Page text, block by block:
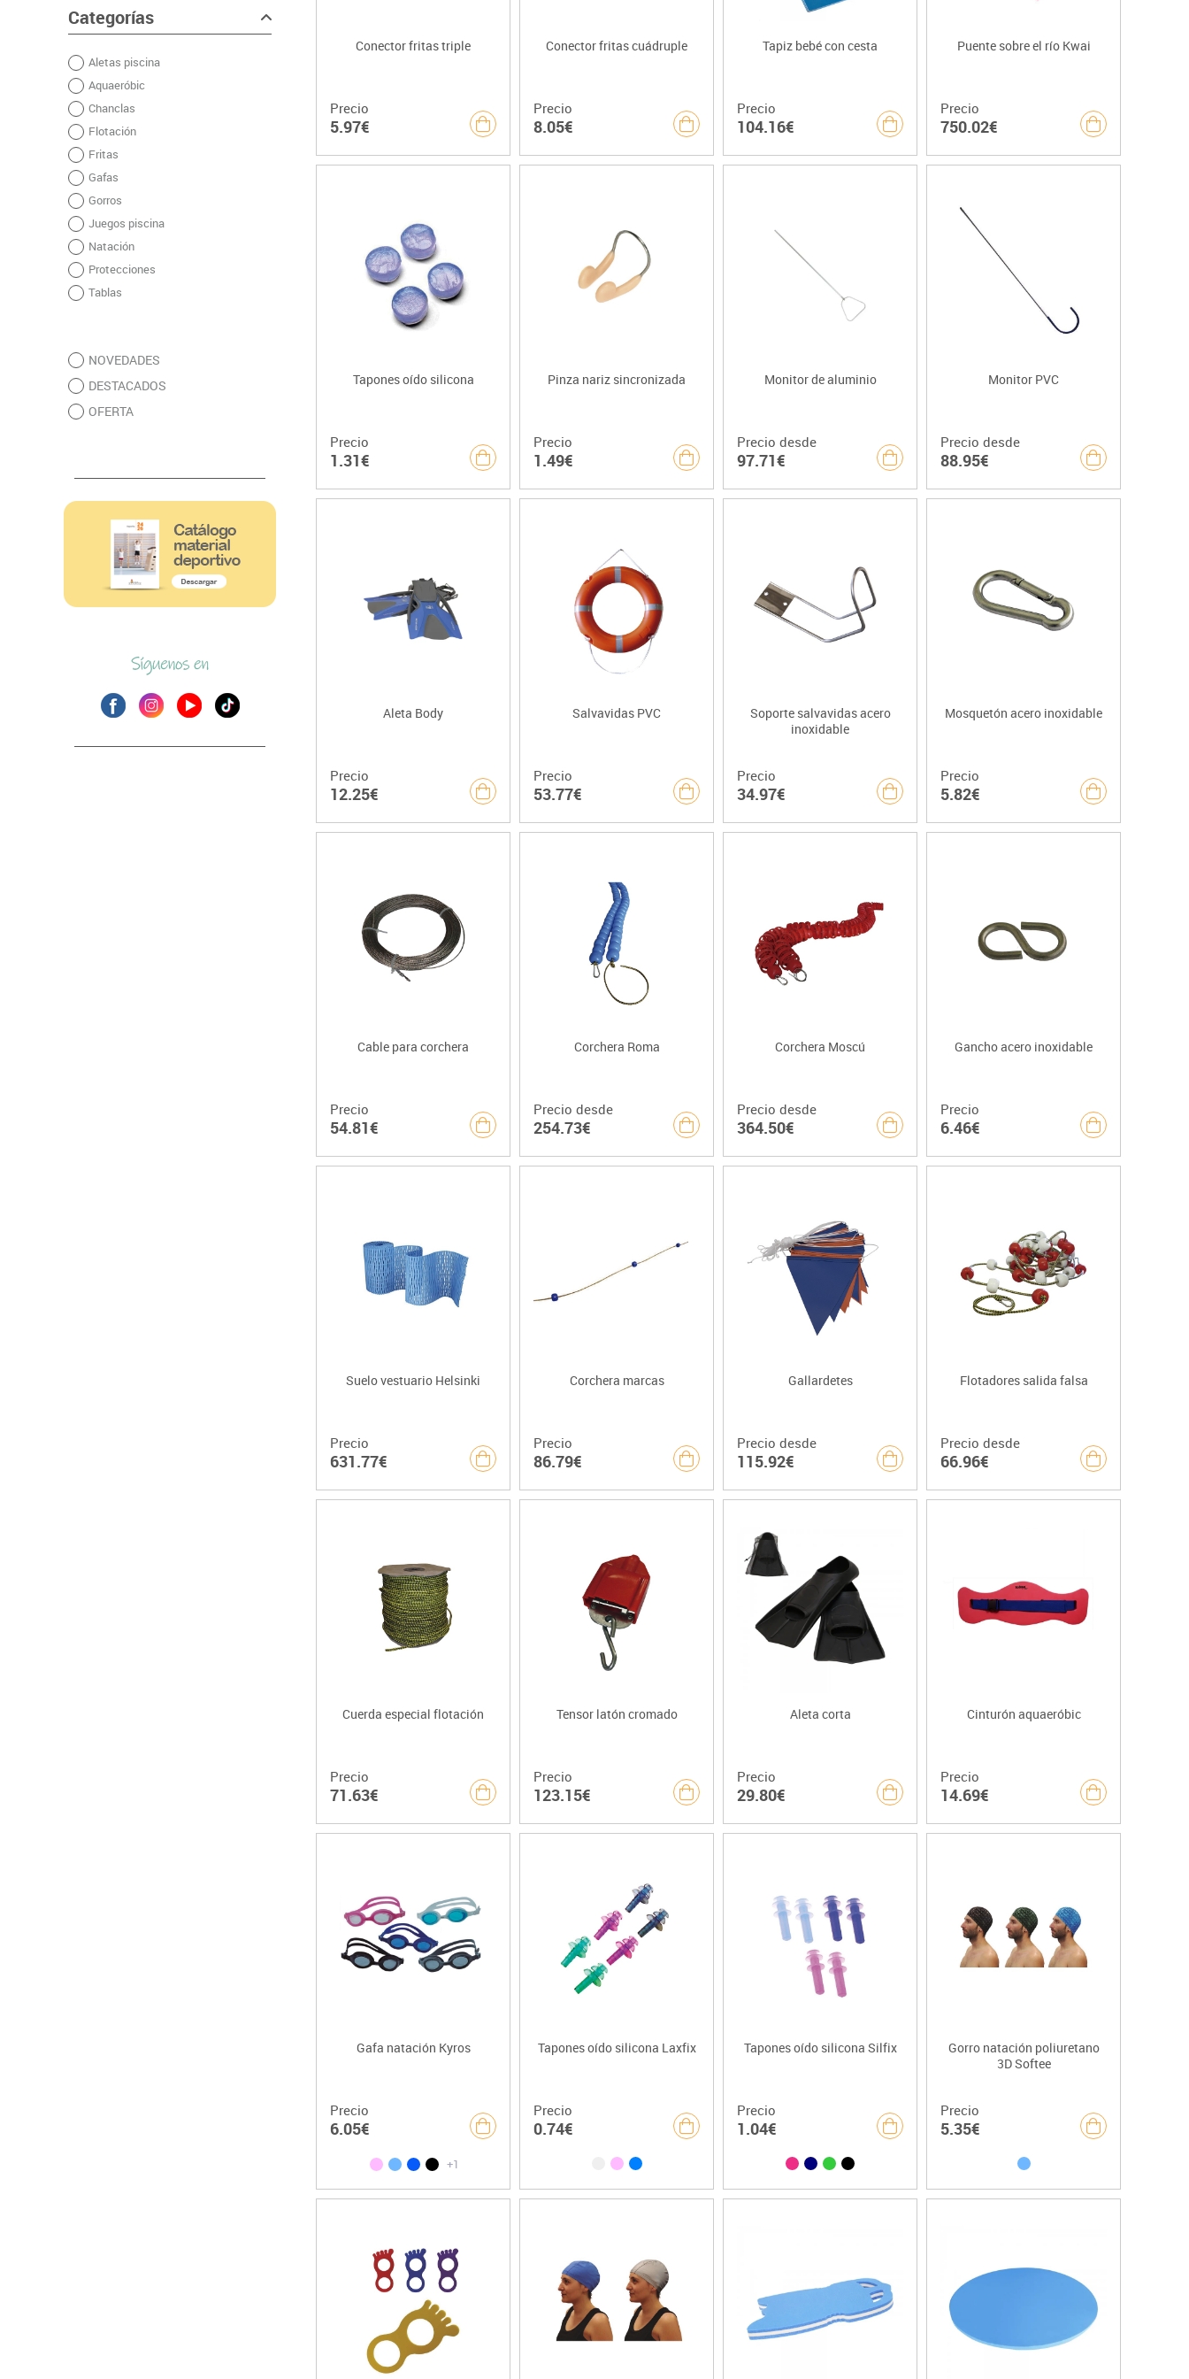
Categorías
Aletas piscina
Aquaeróbic
Chanclas
Flotación
Fritas
Gafas
Gorros
Juegos piscina
Natación
Protecciones
Tablas
NOVEDADES
DESTACADOS
OFERTA
Conector fritas triple
Precio
5.97€
Conector fritas cuádruple
Precio
8.05€
Tapiz bebé con cesta
Precio
104.16€
Puente sobre el río Kwai
Precio
750.02€
Tapones oído silicona
Precio
1.31€
Pinza nariz sincronizada
Precio
1.49€
Monitor de aluminio
Precio desde
97.71€
Monitor PVC
Precio desde
88.95€
Aleta Body
Precio
12.25€
Salvavidas PVC
Precio
53.77€
Soporte salvavidas acero
inoxidable
Precio
34.97€
Mosquetón acero inoxidable
Precio
5.82€
Cable para corchera
Precio
54.81€
Corchera Roma
Precio desde
254.73€
Corchera Moscú
Precio desde
364.50€
Gancho acero inoxidable
Precio
6.46€
Suelo vestuario Helsinki
Precio
631.77€
Corchera marcas
Precio
86.79€
Gallardetes
Precio desde
115.92€
Flotadores salida falsa
Precio desde
66.96€
Cuerda especial flotación
Precio
71.63€
Tensor latón cromado
Precio
123.15€
Aleta corta
Precio
29.80€
Cinturón aquaeróbic
Precio
14.69€
Gafa natación Kyros
Precio
6.05€
+1
Tapones oído silicona Laxfix
Precio
0.74€
Tapones oído silicona Silfix
Precio
1.04€
Gorro natación poliuretano
3D Softee
Precio
5.35€